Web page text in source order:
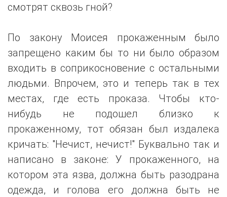
смотрят сквозь гной?
По закону Моисея прокаженным было
запрещено каким бы то ни было образом
входить в соприкосновение с остальными
людьми. Впрочем, это и теперь так в тех
местах, где есть проказа. Чтобы кто-
нибудь не подошел близко к
прокаженному, тот обязан был издалека
кричать: "Нечист, нечист!" Буквально так и
написано в законе: У прокаженного, на
котором эта язва, должна быть разодрана
одежда, и голова его должна быть не